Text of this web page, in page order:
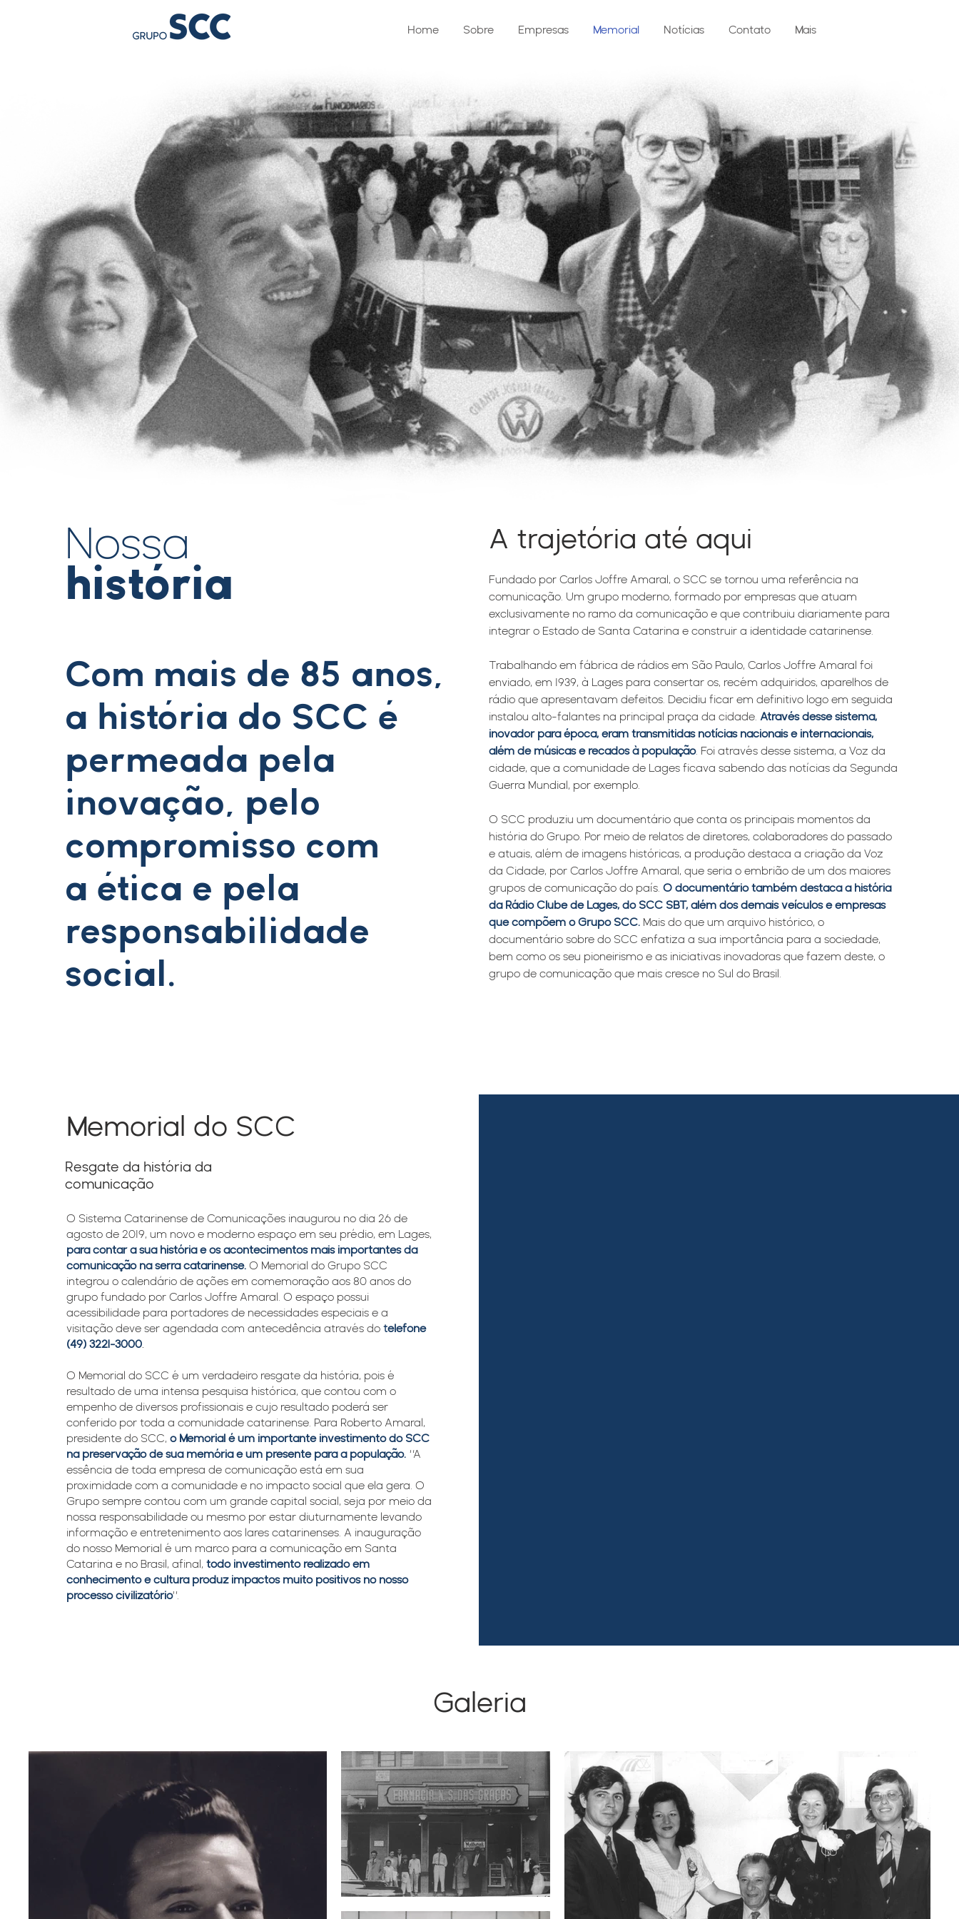
Home Sobre Empresas Memorial Notícias Contato Mais
Nossa
história
Com mais de 85 anos,
a história do SCC é
permeada pela
inovação, pelo
compromisso com
a ética e pela
responsabilidade
social.
A trajetória até aqui
Fundado por Carlos Joffre Amaral, o SCC se tornou uma referência na
comunicação. Um grupo moderno, formado por empresas que atuam
exclusivamente no ramo da comunicação e que contribuiu diariamente para
integrar o Estado de Santa Catarina e construir a identidade catarinense.
Trabalhando em fábrica de rádios em São Paulo, Carlos Joffre Amaral foi
enviado, em 1939, à Lages para consertar os, recém adquiridos, aparelhos de
rádio que apresentavam defeitos. Decidiu ficar em definitivo logo em seguida
instalou alto-falantes na principal praça da cidade. Através desse sistema,
inovador para época, eram transmitidas notícias nacionais e internacionais,
além de músicas e recados à população. Foi através desse sistema, a Voz da
cidade, que a comunidade de Lages ficava sabendo das notícias da Segunda
Guerra Mundial, por exemplo.
O SCC produziu um documentário que conta os principais momentos da
história do Grupo. Por meio de relatos de diretores, colaboradores do passado
e atuais, além de imagens históricas, a produção destaca a criação da Voz
da Cidade, por Carlos Joffre Amaral, que seria o embrião de um dos maiores
grupos de comunicação do país. O documentário também destaca a história
da Rádio Clube de Lages, do SCC SBT, além dos demais veículos e empresas
que compõem o Grupo SCC.Mais do que um arquivo histórico, o
documentário sobre do SCC enfatiza a sua importância para a sociedade,
bem como os seu pioneirismo e as iniciativas inovadoras que fazem deste, o
grupo de comunicação que mais cresce no Sul do Brasil.
Memorial do SCC
Resgate da história da
comunicação
​​O Sistema Catarinense de Comunicações inaugurou no dia 26 de
agosto de 2019, um novo e moderno espaço em seu prédio, em Lages,
para contar a sua história e os acontecimentos mais importantes da
comunicação na serra catarinense.O Memorial do Grupo SCC
integrou o calendário de ações em comemoração aos 80 anos do
grupo fundado por Carlos Joffre Amaral. O espaço possui
acessibilidade para portadores de necessidades especiais e a
visitação deve ser agendada com antecedência através do telefone
(49) 3221-3000.
O Memorial do SCC é um verdadeiro resgate da história, pois é
resultado de uma intensa pesquisa histórica, que contou com o
empenho de diversos profissionais e cujo resultado poderá ser
conferido por toda a comunidade catarinense. Para Roberto Amaral,
presidente do SCC, o Memorial é um importante investimento do SCC
na preservação de sua memória e um presente para a população. “A
essência de toda empresa de comunicação está em sua
proximidade com a comunidade e no impacto social que ela gera. O
Grupo sempre contou com um grande capital social, seja por meio da
nossa responsabilidade ou mesmo por estar diuturnamente levando
informação e entretenimento aos lares catarinenses. A inauguração
do nosso Memorial é um marco para a comunicação em Santa
Catarina e no Brasil, afinal, todo investimento realizado em
conhecimento e cultura produz impactos muito positivos no nosso
processo civilizatório”.
Galeria